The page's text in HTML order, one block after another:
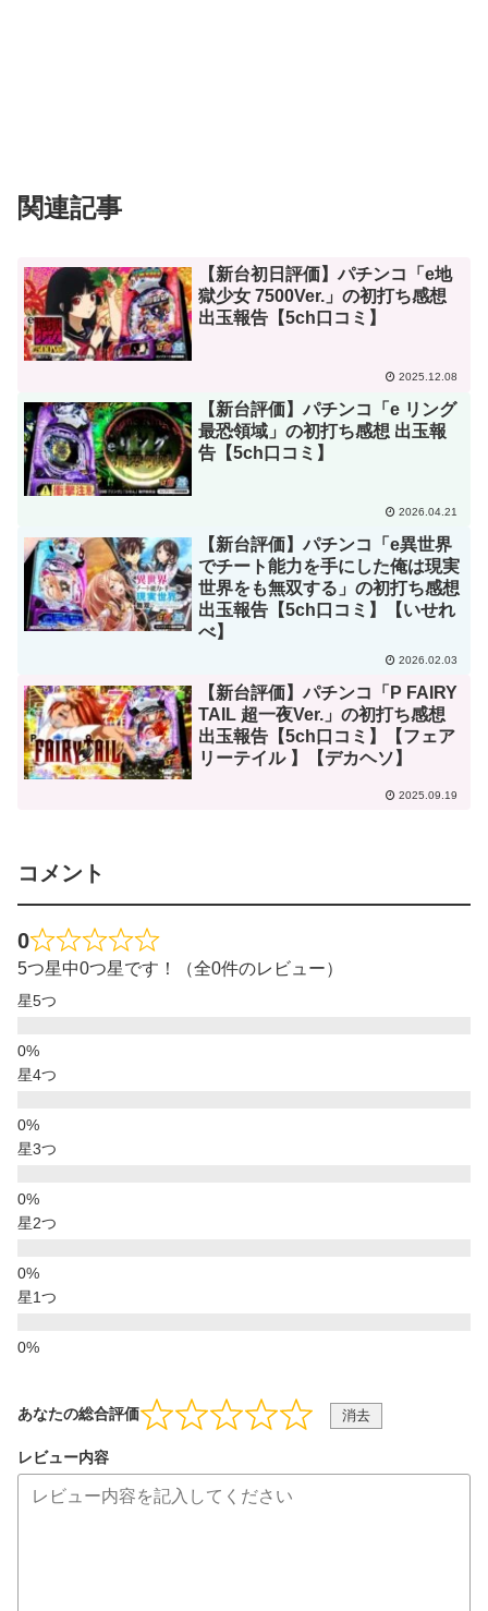
関連記事
【新台初日評価】パチンコ「e地
獄少女 7500Ver.」の初打ち感想
出玉報告【5ch口コミ】
2025.12.08
【新台評価】パチンコ「e リング
最恐領域」の初打ち感想 出玉報
告【5ch口コミ】
2026.04.21
【新台評価】パチンコ「e異世界
でチート能力を手にした俺は現実
世界をも無双する」の初打ち感想
出玉報告【5ch口コミ】【いせれ
べ】
2026.02.03
【新台評価】パチンコ「P FAIRY
TAIL 超一夜Ver.」の初打ち感想
出玉報告【5ch口コミ】【フェア
リーテイル 】【デカヘソ】
2025.09.19
コメント
0
5つ星中0つ星です！（全0件のレビュー）
星5つ
星4つ
星3つ
星2つ
星1つ
あなたの総合評価 消去
レビュー内容